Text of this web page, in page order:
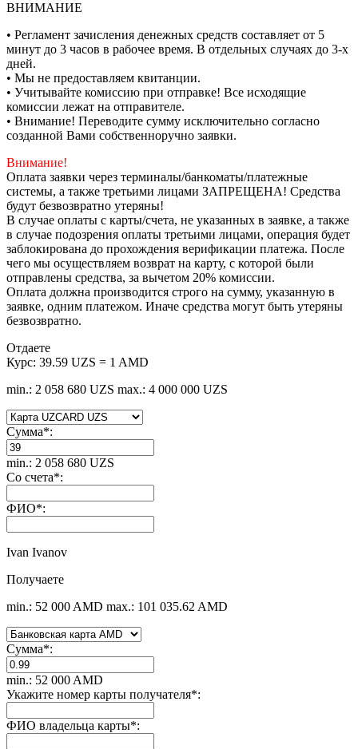
ВНИМАНИЕ
• Регламент зачисления денежных средств составляет от 5
минут до 3 часов в рабочее время. В отдельных случаях до 3-х
дней.
• Мы не предоставляем квитанции.
• Учитывайте комиссию при отправке! Все исходящие
комиссии лежат на отправителе.
• Внимание! Переводите сумму исключительно согласно
созданной Вами собственноручно заявки.
Внимание!
Оплата заявки через терминалы/банкоматы/платежные
системы, а также третьими лицами ЗАПРЕЩЕНА! Средства
будут безвозвратно утеряны!
В случае оплаты с карты/счета, не указанных в заявке, а также
в случае подозрения оплаты третьими лицами, операция будет
заблокирована до прохождения верификации платежа. После
чего мы осуществляем возврат на карту, с которой были
отправлены средства, за вычетом 20% комиссии.
Оплата должна производится строго на сумму, указанную в
заявке, одним платежом. Иначе средства могут быть утеряны
безвозвратно.
Отдаете
Курс: 39.59 UZS = 1 AMD
min.: 2 058 680 UZS max.: 4 000 000 UZS
Сумма*:
min.: 2 058 680 UZS
Со счета*:
ФИО*:
Ivan Ivanov
Получаете
min.: 52 000 AMD max.: 101 035.62 AMD
Сумма*:
min.: 52 000 AMD
Укажите номер карты получателя*:
ФИО владельца карты*: